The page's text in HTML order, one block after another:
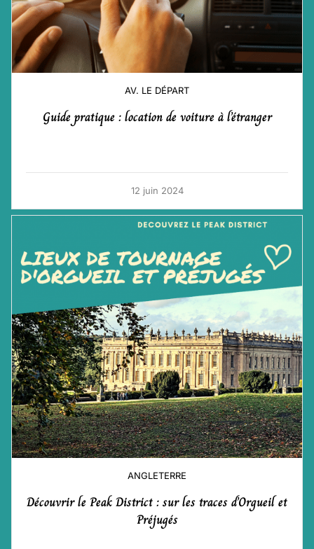
AV. LE DÉPART
Guide pratique : location de voiture à l’étranger
12 juin 2024
ANGLETERRE
Découvrir le Peak District : sur les traces d’Orgueil et
Préjugés